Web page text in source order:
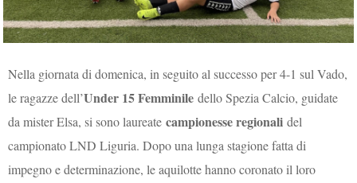
Nella giornata di domenica, in seguito al successo per 4-1 sul Vado,
le ragazze dell’Under 15 Femminile dello Spezia Calcio, guidate
da mister Elsa, si sono laureatecampionesse regionalidel
campionato LND Liguria. Dopo una lunga stagione fatta di
impegno e determinazione, le aquilotte hanno coronato il loro